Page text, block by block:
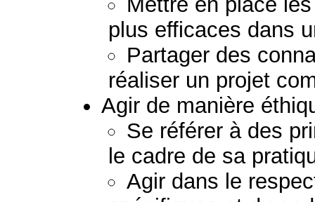
plus efficaces dans
Partager des
réaliser un projet
Agir de manière
Se référer à des
le cadre de sa
Agir dans le